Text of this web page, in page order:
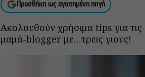
Προσθήκη ως αγαπημένη πηγή
Ακολουθούν χρήσιμα tips για
μαμά-blogger με…τρεις γιους!